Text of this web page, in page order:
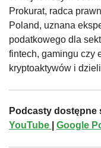
Prokurat, radca
Poland, uznana
podatkowego dla
fintech, gamingu czy
kryptoaktywów i
Podcasty dostępne
YouTube
Google